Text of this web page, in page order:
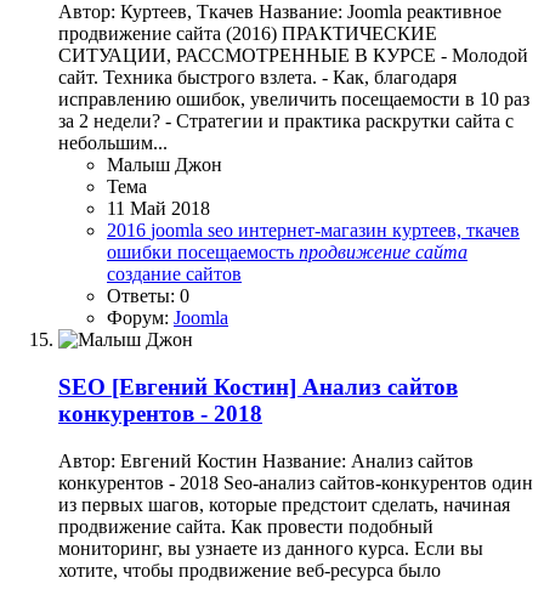
Автор: Куртеев, Ткачев Название: Joomla реактивное
продвижение сайта (2016) ПРАКТИЧЕСКИЕ
СИТУАЦИИ, РАССМОТРЕННЫЕ В КУРСЕ - Молодой
сайт. Техника быстрого взлета. - Как, благодаря
исправлению ошибок, увеличить посещаемости в 10 раз
за 2 недели? - Стратегии и практика раскрутки сайта с
небольшим...
Малыш Джон
Тема
11 Май 2018
2016 joomla seo интернет-магазин куртеев, ткачев
ошибки посещаемость продвижение сайта
создание сайтов
Ответы: 0
Форум: Joomla
SEO [Евгений Костин] Анализ сайтов
конкурентов - 2018
Автор: Евгений Костин Название: Анализ сайтов
конкурентов - 2018 Seo-анализ сайтов-конкурентов один
из первых шагов, которые предстоит сделать, начиная
продвижение сайта. Как провести подобный
мониторинг, вы узнаете из данного курса. Если вы
хотите, чтобы продвижение веб-ресурса было